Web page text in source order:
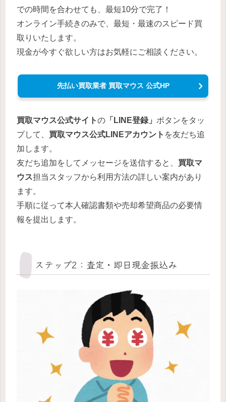
での時間を合わせても、最短10分で完了！
オンライン手続きのみで、最短・最速のスピード買
取りいたします。
現金が今すぐ欲しい方はお気軽にご相談ください。
先払い買取業者 買取マウス 公式HP
買取マウス公式サイトの 「LINE登録」 ボタンをタッ
プして、 買取マウス公式LINEアカウント を友だち追
加します。
友だち追加をしてメッセージを送信すると、 買取マ
ウス担当スタッフから利用方法の詳しい案内があり
ます。
手順に従って本人確認書類や売却希望商品の必要情
報を提出します。
ステップ2：査定・即日現金振込み